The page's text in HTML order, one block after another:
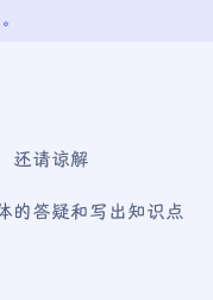
还请谅解
的答疑和写出知识点